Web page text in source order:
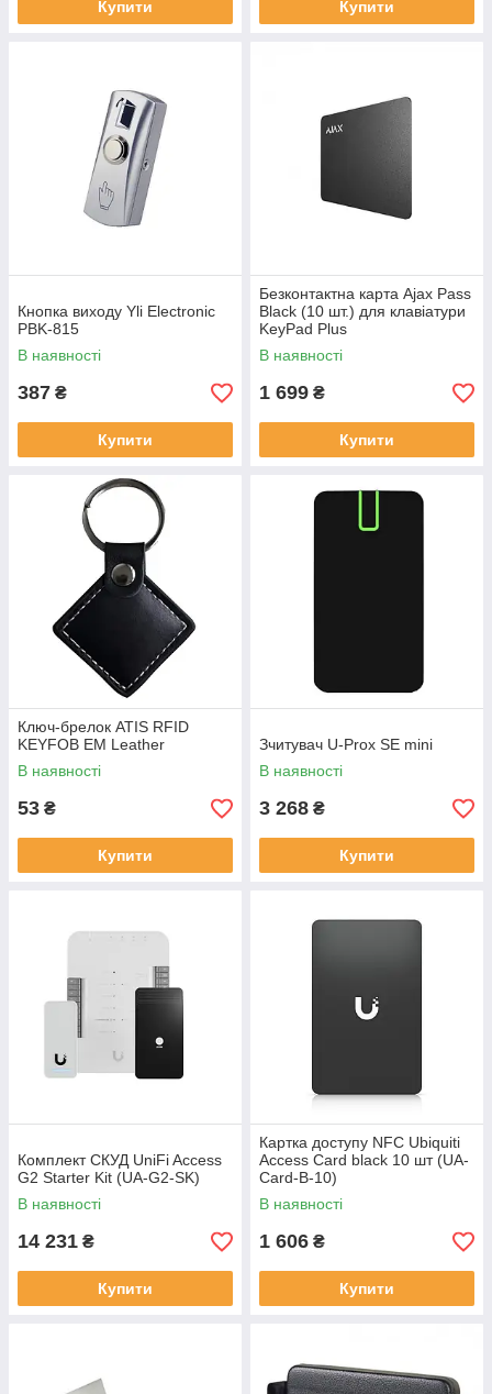
Купити Купити
Кнопка виходу Yli Electronic
PBK-815
В наявності
387 ₴
Купити
Безконтактна карта Ajax Pass
Black (10 шт.) для клавіатури
KeyPad Plus
В наявності
1 699 ₴
Купити
Ключ-брелок ATIS RFID
KEYFOB EM Leather
В наявності
53 ₴
Купити
Зчитувач U-Prox SE mini
В наявності
3 268 ₴
Купити
Комплект СКУД UniFi Access
G2 Starter Kit (UA-G2-SK)
В наявності
14 231 ₴
Купити
Картка доступу NFC Ubiquiti
Access Card black 10 шт (UA-
Card-B-10)
В наявності
1 606 ₴
Купити